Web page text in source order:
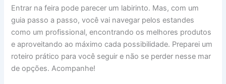
Entrar na feira pode parecer um labirinto. Mas, com um
guia passo a passo, você vai navegar pelos estandes
como um profissional, encontrando os melhores produtos
e aproveitando ao máximo cada possibilidade. Preparei um
roteiro prático para você seguir e não se perder nesse mar
de opções. Acompanhe!